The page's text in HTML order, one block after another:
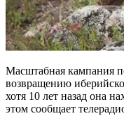
Масштабная кампания
возвращению
хотя 10 лет назад она
этом сообщает